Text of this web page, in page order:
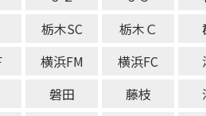
栃木SC 栃木Ｃ
横浜FM 横浜FC
磐田 藤枝